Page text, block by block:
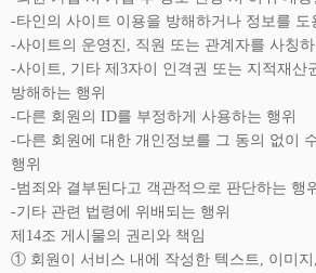
-타인의 사이트 이용을 방해하거나 정보를 도
-사이트의 운영진, 직원 또는 관계자를 사칭하
-사이트, 기타 제3자이 인격권 또는 지적재산
방해하는 행위
-다른 회원의 ID를 부정하게 사용하는 행위
-다른 회원에 대한 개인정보를 그 동의 없이
행위
-범죄와 결부된다고 객관적으로 판단하는 행위
-기타 관련 법령에 위배되는 행위
제14조 게시물의 권리와 책임
① 회원이 서비스 내에 작성한 텍스트, 이미지